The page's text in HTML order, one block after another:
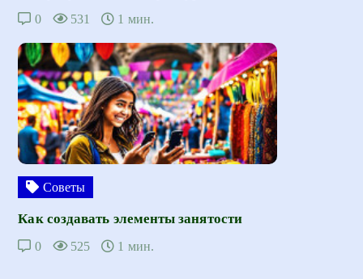
0 531 1 мин.
Советы
Как создавать элементы занятости
0 525 1 мин.